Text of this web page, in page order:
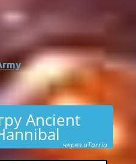
Ancient
через uTorria